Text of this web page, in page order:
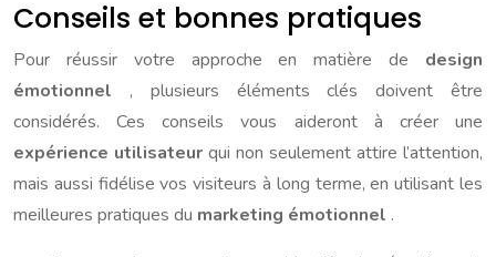
Conseils et bonnes pratiques
Pour réussir votre approche en matière de design
émotionnel , plusieurs éléments clés doivent être
considérés. Ces conseils vous aideront à créer une
expérience utilisateur qui non seulement attire l’attention,
mais aussi fidélise vos visiteurs à long terme, en utilisant les
meilleures pratiques du marketing émotionnel .